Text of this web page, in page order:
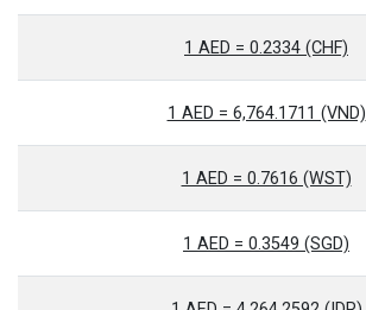
1 AED = 0.2334 (CHF)
1 AED = 6,764.1711 (VND)
1 AED = 0.7616 (WST)
1 AED = 0.3549 (SGD)